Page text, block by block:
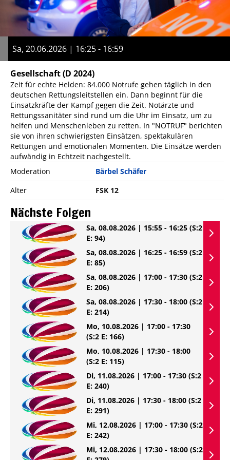
Sa, 20.06.2026 | 16:25 - 16:59
Gesellschaft(D 2024)
Zeit für echte Helden: 84.000 Notrufe gehen täglich in den
deutschen Rettungsleitstellen ein. Dann beginnt für die
Einsatzkräfte der Kampf gegen die Zeit. Notärzte und
Rettungssanitäter sind rund um die Uhr im Einsatz, um zu
helfen und Menschenleben zu retten. In "NOTRUF" berichten
sie von ihren schwierigsten Einsätzen, spektakulären
Rettungen und emotionalen Momenten. Die Einsätze werden
aufwändig in Echtzeit nachgestellt.
Moderation
Bärbel Schäfer
Alter
FSK 12
Nächste Folgen
Sa, 08.08.2026 | 15:55 - 16:25 (S:2
E: 94)
Sa, 08.08.2026 | 16:25 - 16:59 (S:2
E: 85)
Sa, 08.08.2026 | 17:00 - 17:30 (S:2
E: 206)
Sa, 08.08.2026 | 17:30 - 18:00 (S:2
E: 214)
Mo, 10.08.2026 | 17:00 - 17:30
(S:2 E: 166)
Mo, 10.08.2026 | 17:30 - 18:00
(S:2 E: 115)
Di, 11.08.2026 | 17:00 - 17:30 (S:2
E: 240)
Di, 11.08.2026 | 17:30 - 18:00 (S:2
E: 291)
Mi, 12.08.2026 | 17:00 - 17:30 (S:2
E: 242)
Mi, 12.08.2026 | 17:30 - 18:00 (S:2